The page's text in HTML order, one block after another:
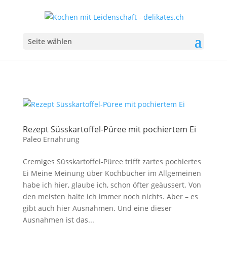
Seite wählen
Rezept Süsskartoffel-Püree mit pochiertem Ei
Paleo Ernährung
Cremiges Süsskartoffel-Püree trifft zartes pochiertes
Ei Meine Meinung über Kochbücher im Allgemeinen
habe ich hier, glaube ich, schon öfter geäussert. Von
den meisten halte ich immer noch nichts. Aber – es
gibt auch hier Ausnahmen. Und eine dieser
Ausnahmen ist das...